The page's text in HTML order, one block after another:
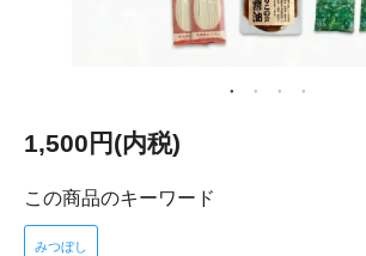
1,500円(内税)
この商品のキーワード
みつぼし